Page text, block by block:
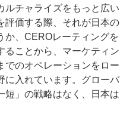
ルチャライズをもっと広い
評価する際、それが日本の
か、CEROレーティングを
ることから、マーケティン
でのオペレーションをロー
に入れています。グローバ
短」の戦略はなく、日本は